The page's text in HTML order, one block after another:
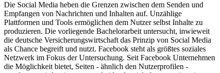
Die Social Media heben die Grenzen zwischen dem Senden und
Empfangen von Nachrichten und Inhalten auf. Unzählige
Plattformen und Tools ermöglichen dem Nutzer selbst Inhalte zu
produzieren. Die vorliegende Bachelorarbeit untersucht, inwieweit
die deutsche Versicherungswirtschaft das Prinzip von Social Media
als Chance begreift und nutzt. Facebook steht als größtes soziales
Netzwerk im Fokus der Untersuchung. Seit Facebook Unternehmen
die Möglichkeit bietet, Seiten - ähnlich den Nutzerprofilen -